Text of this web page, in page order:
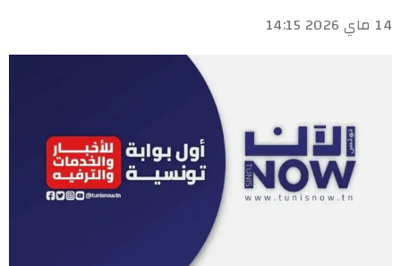
14 ماي 2026 14:15